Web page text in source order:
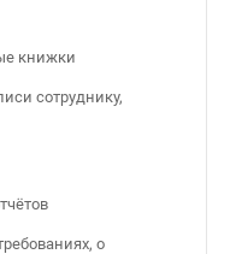
книжки
сотруднику,
о